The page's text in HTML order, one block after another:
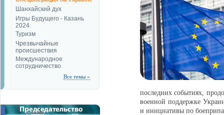
Шанхайский дух
Игры Будущего - Казань
2024
Туризм
Чрезвычайные
происшествия
Международное
сотрудничество
Все темы »
последних событиях,
военной поддержке
и инициативы по